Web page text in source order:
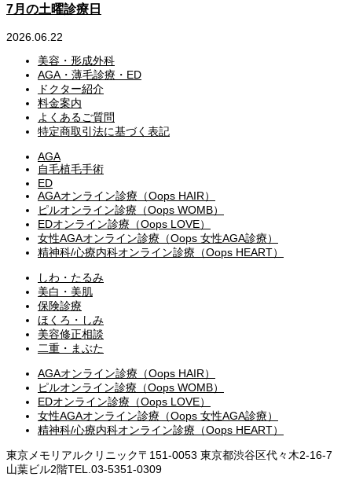
7月の土曜診療日
2026.06.22
美容・形成外科
AGA・薄毛診療・ED
ドクター紹介
料金案内
よくあるご質問
特定商取引法に基づく表記
AGA
自毛植毛手術
ED
AGAオンライン診療（Oops HAIR）
ピルオンライン診療（Oops WOMB）
EDオンライン診療（Oops LOVE）
女性AGAオンライン診療（Oops 女性AGA診療）
精神科/心療内科オンライン診療（Oops HEART）
しわ・たるみ
美白・美肌
保険診療
ほくろ・しみ
美容修正相談
二重・まぶた
AGAオンライン診療（Oops HAIR）
ピルオンライン診療（Oops WOMB）
EDオンライン診療（Oops LOVE）
女性AGAオンライン診療（Oops 女性AGA診療）
精神科/心療内科オンライン診療（Oops HEART）
東京メモリアルクリニック〒151-0053 東京都渋谷区代々木2-16-7
山葉ビル2階TEL.03-5351-0309